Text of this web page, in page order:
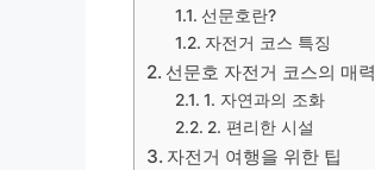
선문호란?
자전거 코스 특징
선문호 자전거 코스의 매력
1. 자연과의 조화
2. 편리한 시설
자전거 여행을 위한 팁